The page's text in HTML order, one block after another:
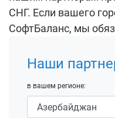
СНГ. Если вашего
СофтБаланс, мы
Наши
в вашем регионе: